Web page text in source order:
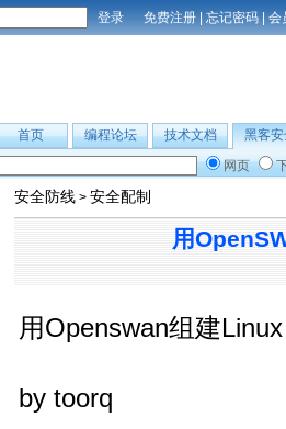
免费注册 | 忘记密码 | 会
首页 编程论坛 技术文档
黑客安
网页
安全防线 > 安全配制
用
用Openswan组建
by toorq